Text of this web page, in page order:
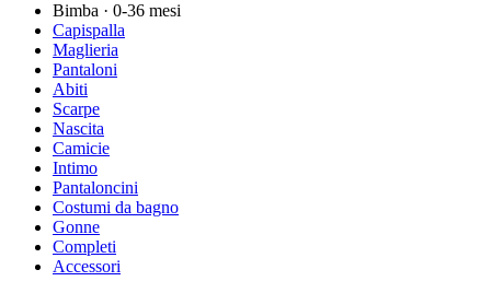
Bimba · 0-36 mesi
Capispalla
Maglieria
Pantaloni
Abiti
Scarpe
Nascita
Camicie
Intimo
Pantaloncini
Costumi da bagno
Gonne
Completi
Accessori